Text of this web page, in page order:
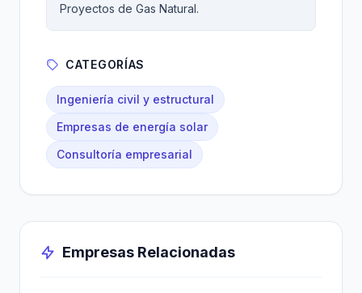
Proyectos de Gas Natural.
CATEGORÍAS
Ingeniería civil y estructural
Empresas de energía solar
Consultoría empresarial
Empresas Relacionadas